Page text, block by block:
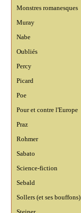
Monstres romanesques
Muray
Nabe
Oubliés
Percy
Picard
Poe
Pour et contre l'Europe
Praz
Rohmer
Sabato
Science-fiction
Sebald
Sollers (et ses bouffons)